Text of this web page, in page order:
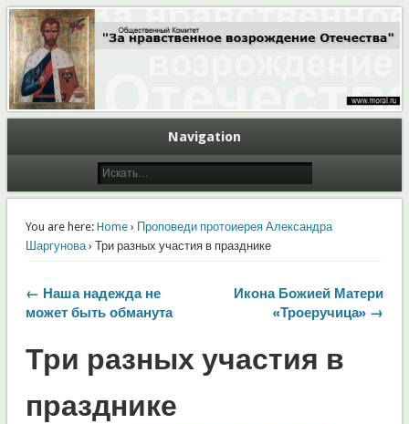
Moral.Ru
Общественный Комитет "За нравственное возрождение Отечества"
Navigation
You are here: Home› Проповеди протоиерея Александра
Шаргунова› Три разных участия в празднике
← Наша надежда не
может быть обманута
Икона Божией Матери
«Троеручица» →
Три разных участия в
празднике